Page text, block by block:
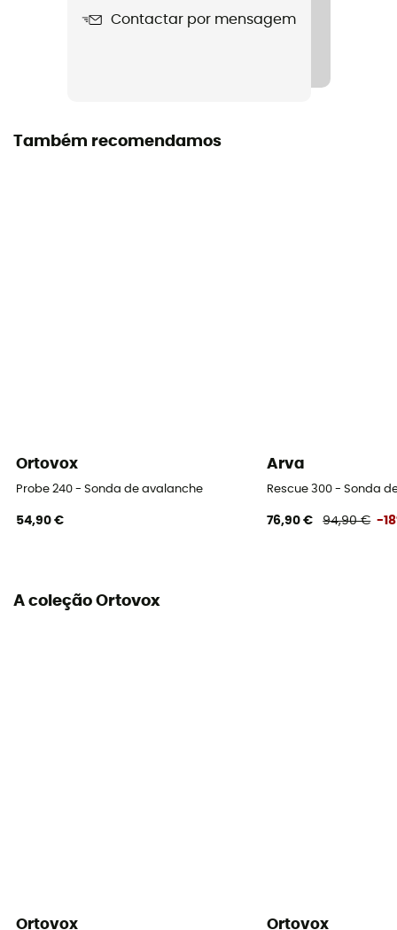
Contactar por mensagem
Também recomendamos
Ortovox
Probe 240 - Sonda de avalanche
54,90 €
Arva
Rescue 300 - Sonda
76,90 € 94,90 € -
A coleção Ortovox
Ortovox Ortovox